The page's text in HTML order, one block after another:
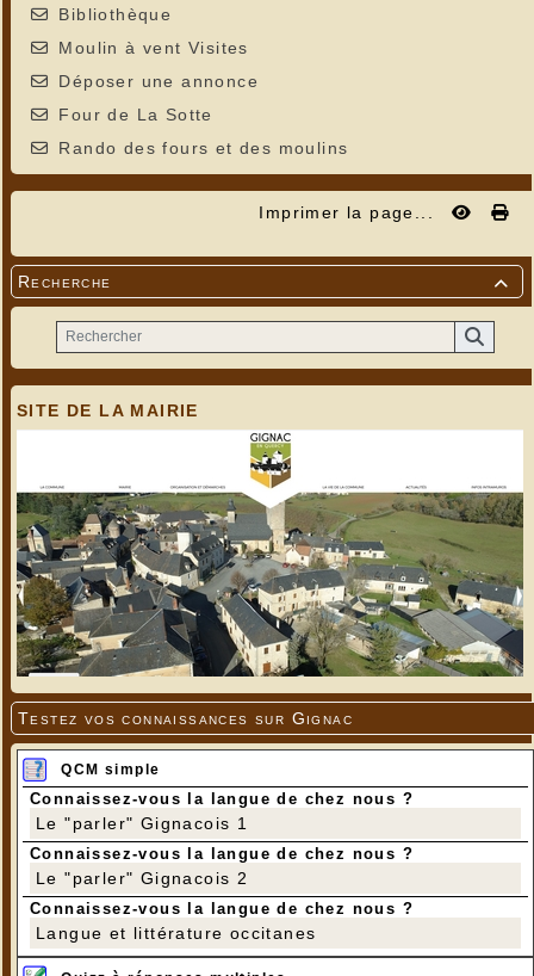
Bibliothèque
Moulin à vent Visites
Déposer une annonce
Four de La Sotte
Rando des fours et des moulins
Imprimer la page...

Recherche
SITE DE LA MAIRIE
Testez vos connaissances sur Gignac
QCM simple
Connaissez-vous la langue de chez nous ?
Le "parler" Gignacois 1
Connaissez-vous la langue de chez nous ?
Le "parler" Gignacois 2
Connaissez-vous la langue de chez nous ?
Langue et littérature occitanes